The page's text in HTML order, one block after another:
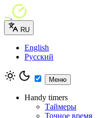
RU
English
Русский
Меню
Handy timers
Таймеры
Точное время